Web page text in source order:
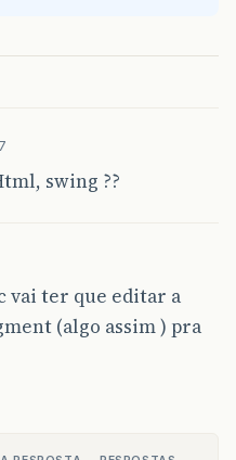
swing ??
vai ter que editar a
(algo assim ) pra